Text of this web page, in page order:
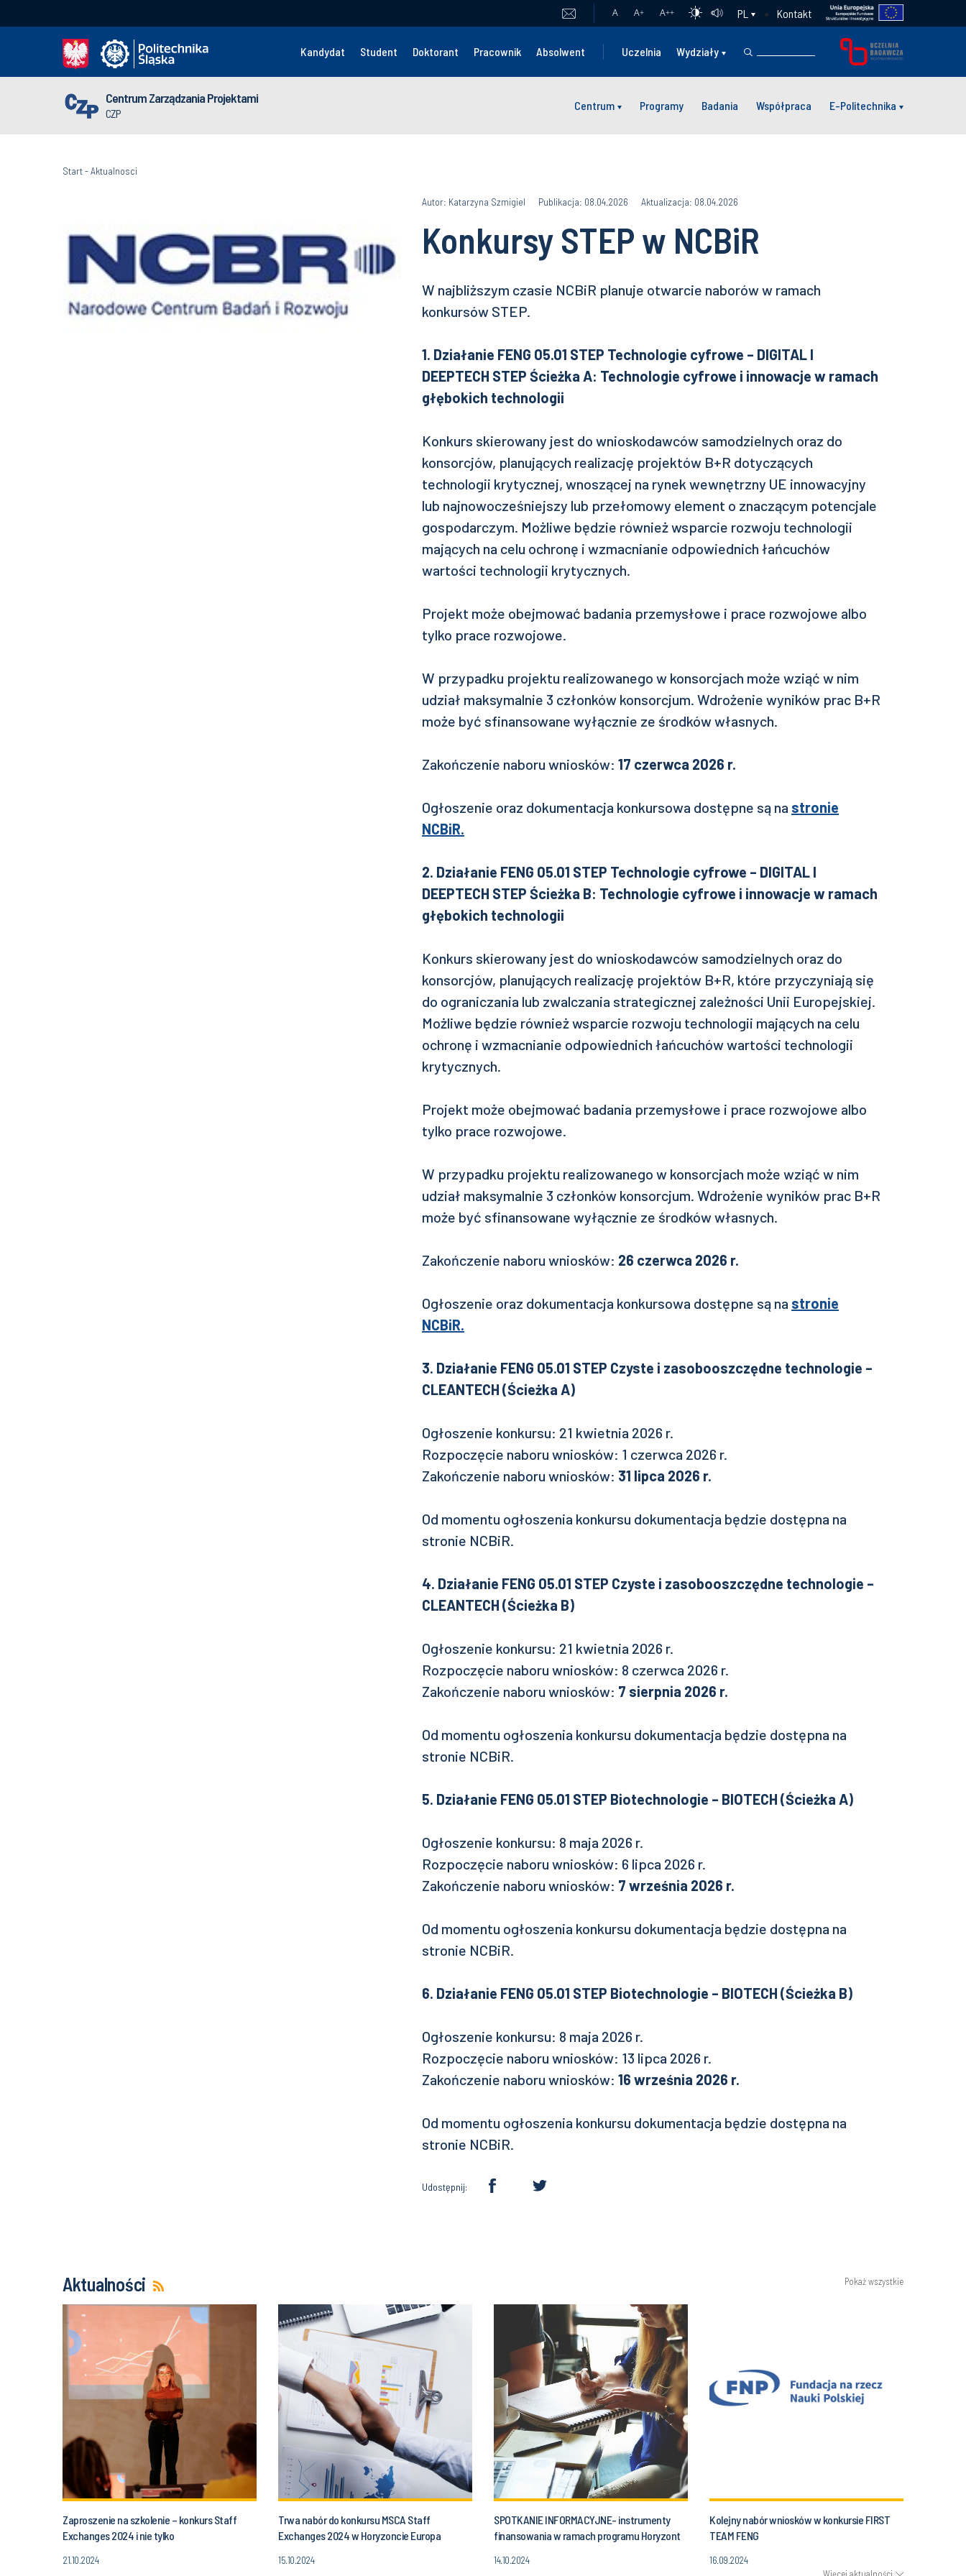
A A+ A++ PL Kontakt
Kandydat Student Doktorant Pracownik Absolwent Uczelnia Wydziały
Centrum Zarządzania Projektami
CZP
Centrum Programy Badania Współpraca E-Politechnika
Start-Aktualnosci
Autor: Katarzyna Szmigiel Publikacja: 08.04.2026 Aktualizacja: 08.04.2026
Konkursy STEP w NCBiR
W najbliższym czasie NCBiR planuje otwarcie naborów w ramach
konkursów STEP.
1. Działanie FENG 05.01 STEP Technologie cyfrowe – DIGITAL I
DEEPTECH STEP Ścieżka A: Technologie cyfrowe i innowacje w ramach
głębokich technologii
Konkurs skierowany jest do wnioskodawców samodzielnych oraz do
konsorcjów, planujących realizację projektów B+R dotyczących
technologii krytycznej, wnoszącej na rynek wewnętrzny UE innowacyjny
lub najnowocześniejszy lub przełomowy element o znaczącym potencjale
gospodarczym. Możliwe będzie również wsparcie rozwoju technologii
mających na celu ochronę i wzmacnianie odpowiednich łańcuchów
wartości technologii krytycznych.
Projekt może obejmować badania przemysłowe i prace rozwojowe albo
tylko prace rozwojowe.
W przypadku projektu realizowanego w konsorcjach może wziąć w nim
udział maksymalnie 3 członków konsorcjum. Wdrożenie wyników prac B+R
może być sfinansowane wyłącznie ze środków własnych.
Zakończenie naboru wniosków: 17 czerwca 2026 r.
Ogłoszenie oraz dokumentacja konkursowa dostępne są na stronie
NCBiR.
2. Działanie FENG 05.01 STEP Technologie cyfrowe – DIGITAL I
DEEPTECH STEP Ścieżka B: Technologie cyfrowe i innowacje w ramach
głębokich technologii
Konkurs skierowany jest do wnioskodawców samodzielnych oraz do
konsorcjów, planujących realizację projektów B+R, które przyczyniają się
do ograniczania lub zwalczania strategicznej zależności Unii Europejskiej.
Możliwe będzie również wsparcie rozwoju technologii mających na celu
ochronę i wzmacnianie odpowiednich łańcuchów wartości technologii
krytycznych.
Projekt może obejmować badania przemysłowe i prace rozwojowe albo
tylko prace rozwojowe.
W przypadku projektu realizowanego w konsorcjach może wziąć w nim
udział maksymalnie 3 członków konsorcjum. Wdrożenie wyników prac B+R
może być sfinansowane wyłącznie ze środków własnych.
Zakończenie naboru wniosków: 26 czerwca 2026 r.
Ogłoszenie oraz dokumentacja konkursowa dostępne są na stronie
NCBiR.
3. Działanie FENG 05.01 STEP Czyste i zasobooszczędne technologie –
CLEANTECH (Ścieżka A)
Ogłoszenie konkursu: 21 kwietnia 2026 r.
Rozpoczęcie naboru wniosków: 1 czerwca 2026 r.
Zakończenie naboru wniosków: 31 lipca 2026 r.
Od momentu ogłoszenia konkursu dokumentacja będzie dostępna na
stronie NCBiR.
4. Działanie FENG 05.01 STEP Czyste i zasobooszczędne technologie –
CLEANTECH (Ścieżka B)
Ogłoszenie konkursu: 21 kwietnia 2026 r.
Rozpoczęcie naboru wniosków: 8 czerwca 2026 r.
Zakończenie naboru wniosków: 7 sierpnia 2026 r.
Od momentu ogłoszenia konkursu dokumentacja będzie dostępna na
stronie NCBiR.
5. Działanie FENG 05.01 STEP Biotechnologie – BIOTECH (Ścieżka A)
Ogłoszenie konkursu: 8 maja 2026 r.
Rozpoczęcie naboru wniosków: 6 lipca 2026 r.
Zakończenie naboru wniosków: 7 września 2026 r.
Od momentu ogłoszenia konkursu dokumentacja będzie dostępna na
stronie NCBiR.
6. Działanie FENG 05.01 STEP Biotechnologie – BIOTECH (Ścieżka B)
Ogłoszenie konkursu: 8 maja 2026 r.
Rozpoczęcie naboru wniosków: 13 lipca 2026 r.
Zakończenie naboru wniosków: 16 września 2026 r.
Od momentu ogłoszenia konkursu dokumentacja będzie dostępna na
stronie NCBiR.
Udostępnij:
Aktualności Pokaż wszystkie
Zaproszenie na szkolenie – konkurs Staff
Exchanges 2024 i nie tylko
21.10.2024
Trwa nabór do konkursu MSCA Staff
Exchanges 2024 w Horyzoncie Europa
15.10.2024
SPOTKANIE INFORMACYJNE- instrumenty
finansowania w ramach programu Horyzont
14.10.2024
Kolejny nabór wniosków w konkursie FIRST
TEAM FENG
16.09.2024